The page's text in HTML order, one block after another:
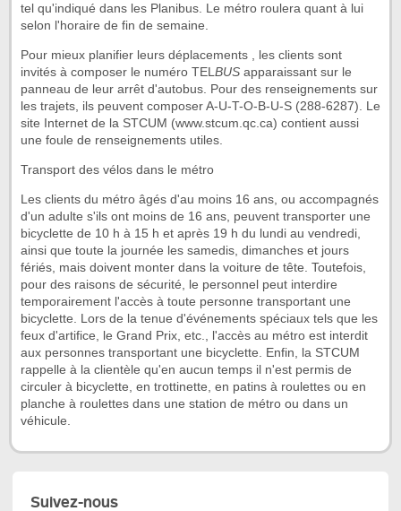
tel qu'indiqué dans les Planibus. Le métro roulera quant à lui
selon l'horaire de fin de semaine.
Pour mieux planifier leurs déplacements , les clients sont
invités à composer le numéro TELBUS apparaissant sur le
panneau de leur arrêt d'autobus. Pour des renseignements sur
les trajets, ils peuvent composer A-U-T-O-B-U-S (288-6287). Le
site Internet de la STCUM (www.stcum.qc.ca) contient aussi
une foule de renseignements utiles.
Transport des vélos dans le métro
Les clients du métro âgés d'au moins 16 ans, ou accompagnés
d'un adulte s'ils ont moins de 16 ans, peuvent transporter une
bicyclette de 10 h à 15 h et après 19 h du lundi au vendredi,
ainsi que toute la journée les samedis, dimanches et jours
fériés, mais doivent monter dans la voiture de tête. Toutefois,
pour des raisons de sécurité, le personnel peut interdire
temporairement l'accès à toute personne transportant une
bicyclette. Lors de la tenue d'événements spéciaux tels que les
feux d'artifice, le Grand Prix, etc., l'accès au métro est interdit
aux personnes transportant une bicyclette. Enfin, la STCUM
rappelle à la clientèle qu'en aucun temps il n'est permis de
circuler à bicyclette, en trottinette, en patins à roulettes ou en
planche à roulettes dans une station de métro ou dans un
véhicule.
Suivez-nous